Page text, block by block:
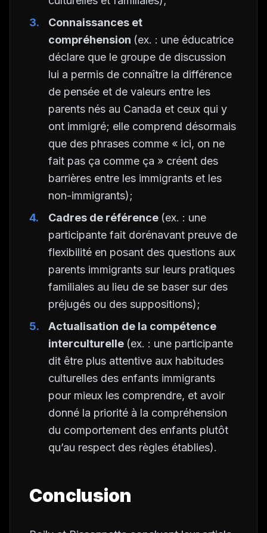
Connaissances et
compréhension (ex. : une éducatrice
déclare que le groupe de discussion
lui a permis de connaître la différence
de pensée et de valeurs entre les
parents nés au Canada et ceux qui y
ont immigré; elle comprend désormais
que des phrases comme « ici, on ne
fait pas ça comme ça » créent des
barrières entre les immigrants et les
non-immigrants);
Cadres de référence (ex. : une
participante fait dorénavant preuve de
flexibilité en posant des questions aux
parents immigrants sur leurs pratiques
familiales au lieu de se baser sur des
préjugés ou des suppositions);
Actualisation de la compétence
interculturelle (ex. : une participante
dit être plus attentive aux habitudes
culturelles des enfants immigrants
pour mieux les comprendre, et avoir
donné la priorité à la compréhension
du comportement des enfants plutôt
qu’au respect des règles établies).
Conclusion